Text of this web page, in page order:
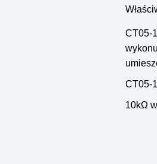
CT05-
CT05-
10kΩ